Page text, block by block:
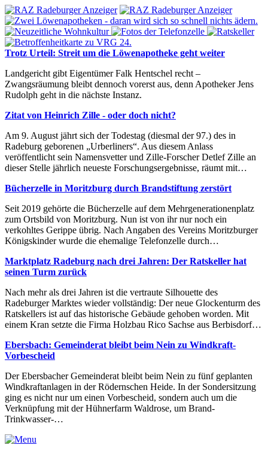
Trotz Urteil: Streit um die Löwenapotheke geht weiter
Landgericht gibt Eigentümer Falk Hentschel recht –
Zwangsräumung bleibt dennoch vorerst aus, denn Apotheker Jens
Rudolph geht in die nächste Instanz.
Zitat von Heinrich Zille - oder doch nicht?
Am 9. August jährt sich der Todestag (diesmal der 97.) des in
Radeburg geborenen „Urberliners“. Aus diesem Anlass
veröffentlicht sein Namensvetter und Zille-Forscher Detlef Zille an
dieser Stelle jährlich neueste Forschungsergebnisse, räumt mit…
Bücherzelle in Moritzburg durch Brandstiftung zerstört
Seit 2019 gehörte die Bücherzelle auf dem Mehrgenerationenplatz
zum Ortsbild von Moritzburg. Nun ist von ihr nur noch ein
verkohltes Gerippe übrig. Nach Angaben des Vereins Moritzburger
Königskinder wurde die ehemalige Telefonzelle durch…
Marktplatz Radeburg nach drei Jahren: Der Ratskeller hat
seinen Turm zurück
Nach mehr als drei Jahren ist die vertraute Silhouette des
Radeburger Marktes wieder vollständig: Der neue Glockenturm des
Ratskellers ist auf das historische Gebäude gehoben worden. Mit
einem Kran setzte die Firma Holzbau Rico Sachse aus Berbisdorf…
Ebersbach: Gemeinderat bleibt beim Nein zu Windkraft-
Vorbescheid
Der Ebersbacher Gemeinderat bleibt beim Nein zu fünf geplanten
Windkraftanlagen in der Rödernschen Heide. In der Sondersitzung
ging es nicht nur um einen Vorbescheid, sondern auch um die
Verknüpfung mit der Hühnerfarm Waldrose, um Brand-
Trinkwasser-…